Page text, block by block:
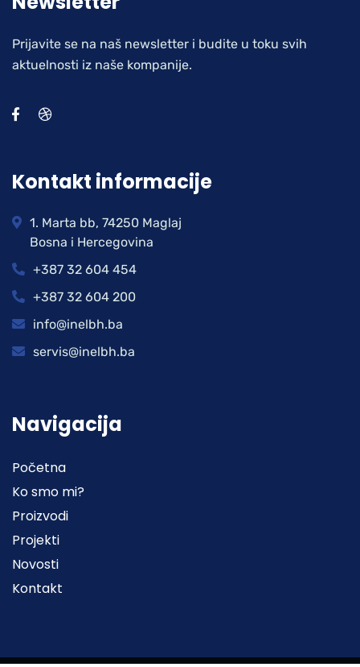
Prijavite se na naš newsletter i budite u toku svih
aktuelnosti iz naše kompanije.
Kontakt informacije
1. Marta bb, 74250 Maglaj
Bosna i Hercegovina
+387 32 604 454
+387 32 604 200
info@inelbh.ba
servis@inelbh.ba
Navigacija
Početna
Ko smo mi?
Proizvodi
Projekti
Novosti
Kontakt